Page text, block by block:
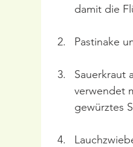
damit die
Pastinake
Sauerkraut
verwendet
gewürztes